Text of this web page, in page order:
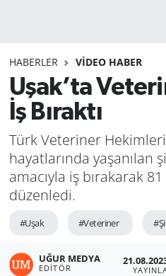
HABERLER VIDEO HABER
Uşak’ta
İş Bıraktı
Türk Veteriner
hayatlarında
amacıyla iş bırakarak
düzenledi.
#Uşak #Veteriner
UĞUR MEDYA
EDITÖR
Tüm Manşetler
Son Dakika Haberleri
Haber Arşivi